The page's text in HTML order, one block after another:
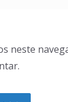
neste